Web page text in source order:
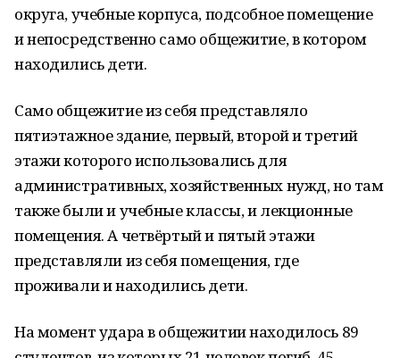
округа, учебные корпуса, подсобное помещение
и непосредственно само общежитие, в котором
находились дети.
Само общежитие из себя представляло
пятиэтажное здание, первый, второй и третий
этажи которого использовались для
административных, хозяйственных нужд, но там
также были и учебные классы, и лекционные
помещения. А четвёртый и пятый этажи
представляли из себя помещения, где
проживали и находились дети.
На момент удара в общежитии находилось 89